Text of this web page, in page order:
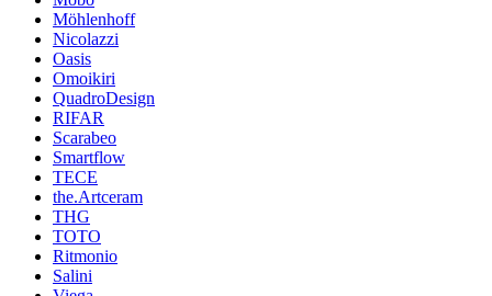
Möhlenhoff
Nicolazzi
Oasis
Omoikiri
QuadroDesign
RIFAR
Scarabeo
Smartflow
TECE
the.Artceram
THG
TOTO
Ritmonio
Salini